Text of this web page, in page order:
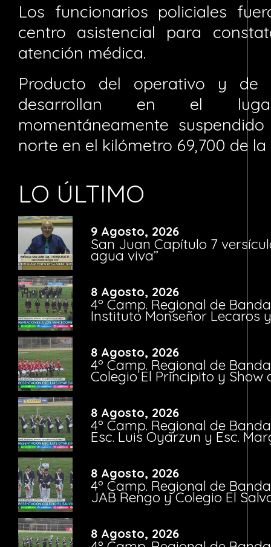
Los funcionarios policiales
centro asistencial para
atención médica.
Producto del operativo y de
desarrollan en el
momentáneamente
norte en el kilómetro 69,700 de la
LO ÚLTIMO
9 Agosto, 2026
San Juan Capítulo 7
agua viva”
8 Agosto, 2026
4º Camp. Regional de
Instituto Monseñor Lecaros
8 Agosto, 2026
4º Camp. Regional de
Colegio El Principito y Show
8 Agosto, 2026
4º Camp. Regional de
Esc. Luis Oyarzun y Esc.
8 Agosto, 2026
4º Camp. Regional de
JAB Rengo y Colegio El
8 Agosto, 2026